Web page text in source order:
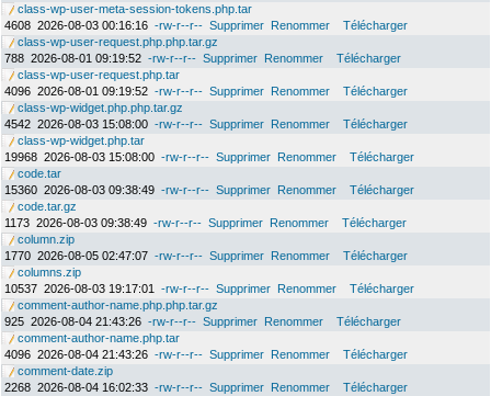
class-wp-user-meta-session-tokens.php.tar
4608 2026-08-03 00:16:16 -rw-r--r-- Supprimer Renommer
Télécharger
class-wp-user-request.php.php.tar.gz
788 2026-08-01 09:19:52 -rw-r--r-- Supprimer Renommer
Télécharger
class-wp-user-request.php.tar
4096 2026-08-01 09:19:52 -rw-r--r-- Supprimer Renommer
Télécharger
class-wp-widget.php.php.tar.gz
4542 2026-08-03 15:08:00 -rw-r--r-- Supprimer Renommer
Télécharger
class-wp-widget.php.tar
19968 2026-08-03 15:08:00 -rw-r--r-- Supprimer Renommer
Télécharger
code.tar
15360 2026-08-03 09:38:49 -rw-r--r-- Supprimer Renommer
Télécharger
code.tar.gz
1173 2026-08-03 09:38:49 -rw-r--r-- Supprimer Renommer
Télécharger
column.zip
1770 2026-08-05 02:47:07 -rw-r--r-- Supprimer Renommer
Télécharger
columns.zip
10537 2026-08-03 19:17:01 -rw-r--r-- Supprimer Renommer
Télécharger
comment-author-name.php.php.tar.gz
925 2026-08-04 21:43:26 -rw-r--r-- Supprimer Renommer
Télécharger
comment-author-name.php.tar
4096 2026-08-04 21:43:26 -rw-r--r-- Supprimer Renommer
Télécharger
comment-date.zip
2268 2026-08-04 16:02:33 -rw-r--r-- Supprimer Renommer
Télécharger